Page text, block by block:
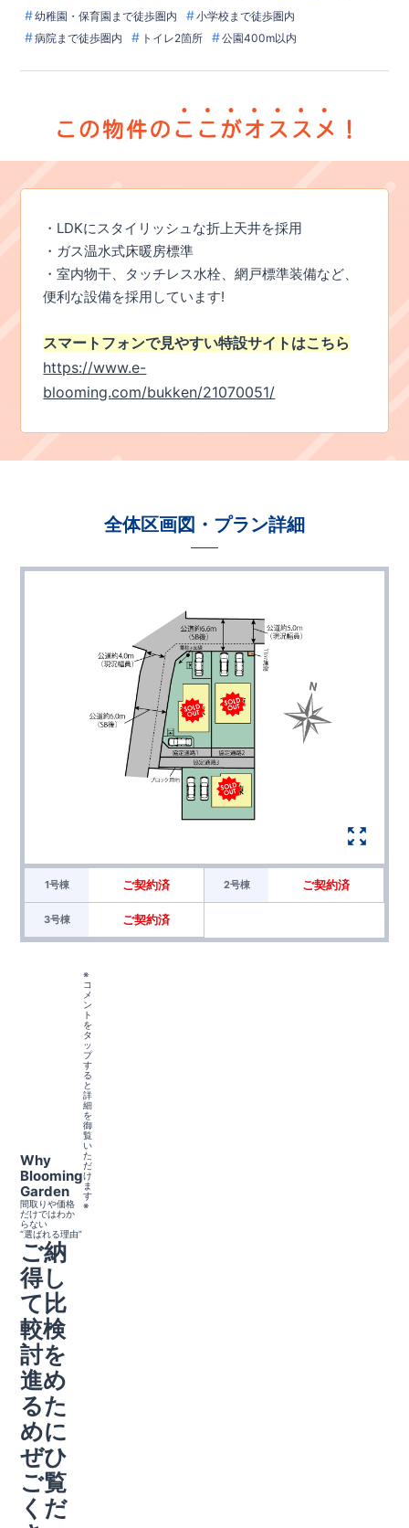
幼稚園・保育園まで徒歩圏内
小学校まで徒歩圏内
病院まで徒歩圏内
トイレ2箇所 公園400m以内
・LDKにスタイリッシュな折上天井を採用
・ガス温水式床暖房標準
・室内物干、タッチレス水栓、網戸標準装備など、
便利な設備を採用しています!
スマートフォンで見やすい特設サイトはこちら
https://www.e-
blooming.com/bukken/21070051/
全体区画図・プラン詳細
1号棟 ご契約済 2号棟 ご契約済
3号棟 ご契約済
Why
Blooming
Garden
間取りや価格
だけではわか
らない
“選ばれる理由”
ご納
得し
て比
較検
討を
進め
るた
めに
ぜひ
ご覧
くだ
※
コ
メ
ン
ト
を
タ
ッ
プ
す
る
と
詳
細
を
御
覧
い
た
だ
け
ま
す
※